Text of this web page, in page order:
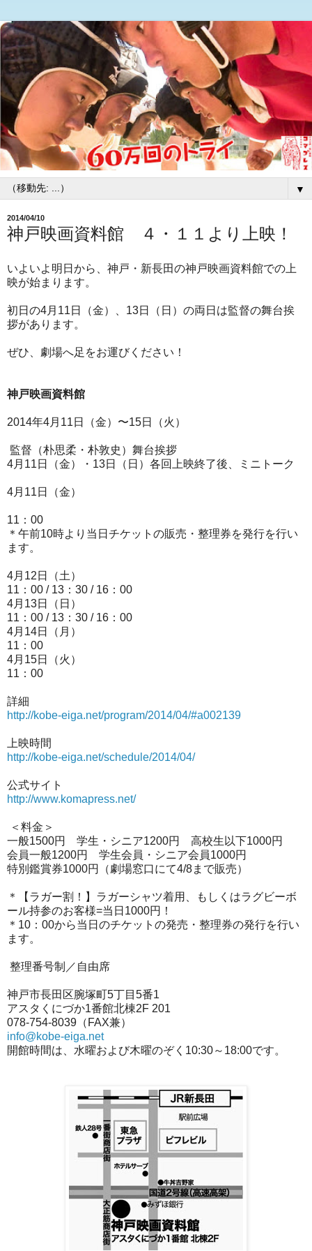
▼
2014/04/10
神戸映画資料館 ４・１１より上映！
いよいよ明日から、神戸・新長田の神戸映画資料館での上
映が始まります。
初日の4月11日（金）、13日（日）の両日は監督の舞台挨
拶があります。
ぜひ、劇場へ足をお運びください！
神戸映画資料館
2014年4月11日（金）〜15日（火）
監督（朴思柔・朴敦史）舞台挨拶
4月11日（金）・13日（日）各回上映終了後、ミニトーク
4月11日（金）
11：00
＊午前10時より当日チケットの販売・整理券を発行を行い
ます。
4月12日（土）
11：00 / 13：30 / 16：00
4月13日（日）
11：00 / 13：30 / 16：00
4月14日（月）
11：00
4月15日（火）
11：00
詳細
http://kobe-eiga.net/program/2014/04/#a002139
上映時間
http://kobe-eiga.net/schedule/2014/04/
公式サイト
http://www.komapress.net/
＜料金＞
一般1500円 学生・シニア1200円 高校生以下1000円
会員一般1200円 学生会員・シニア会員1000円
特別鑑賞券1000円（劇場窓口にて4/8まで販売）
＊【ラガー割！】ラガーシャツ着用、
もしくはラグビーボ
ール持参のお客様=当日1000円！
＊10：00から当日のチケットの発売・整理券の発行を行い
ます。
整理番号制／自由席
神戸市長田区腕塚町5丁目5番1
アスタくにづか1番館北棟2F 201
078-754-8039（FAX兼）
info@kobe-eiga.net
開館時間は、水曜および木曜のぞく10:30～18:00です。